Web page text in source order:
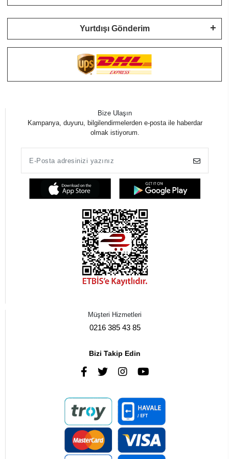
Yurtdışı Gönderim
Bize Ulaşın
Kampanya, duyuru, bilgilendirmelerden e-posta ile haberdar
olmak istiyorum.
Müşteri Hizmetleri
0216 385 43 85
Bizi Takip Edin